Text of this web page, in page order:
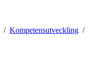
Kompetensutveckling